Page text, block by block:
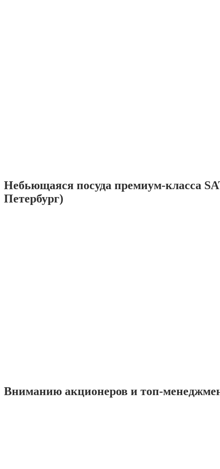
Небьющаяся посуда премиум-класса
Петербург)
Вниманию акционеров и топ-